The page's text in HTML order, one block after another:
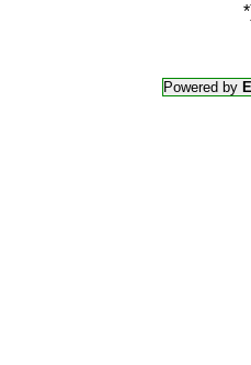
Powered by